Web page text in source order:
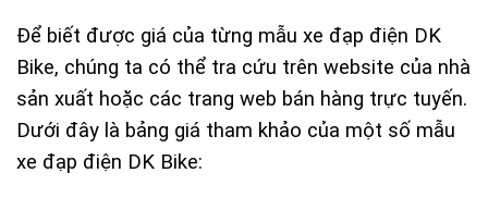
Để biết được giá của từng mẫu xe đạp điện DK
Bike, chúng ta có thể tra cứu trên website của nhà
sản xuất hoặc các trang web bán hàng trực tuyến.
Dưới đây là bảng giá tham khảo của một số mẫu
xe đạp điện DK Bike: